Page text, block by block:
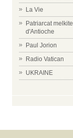
La Vie
Patriarcat melkite
d'Antioche
Paul Jorion
Radio Vatican
UKRAINE